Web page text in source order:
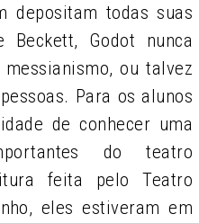
depositam todas suas
Beckett, Godot nunca
ou talvez
Para os alunos
de conhecer uma
do teatro
feita pelo Teatro
eles estiveram em